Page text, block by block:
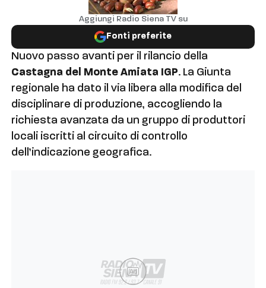
Aggiungi Radio Siena TV su
Fonti preferite
Nuovo passo avanti per il rilancio della
Castagna del Monte Amiata IGP. La Giunta
regionale ha dato il via libera alla modifica del
disciplinare di produzione, accogliendo la
richiesta avanzata da un gruppo di produttori
locali iscritti al circuito di controllo
dell’indicazione geografica.
Ad